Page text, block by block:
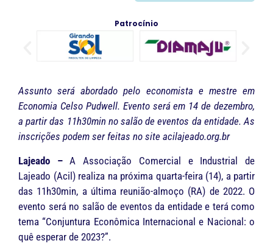
Patrocínio
Assunto será abordado pelo economista e mestre em
Economia Celso Pudwell. Evento será em 14 de dezembro,
a partir das 11h30min no salão de eventos da entidade. As
inscrições podem ser feitas no site acilajeado.org.br
Lajeado –A Associação Comercial e Industrial de
Lajeado (Acil) realiza na próxima quarta-feira (14), a partir
das 11h30min, a última reunião-almoço (RA) de 2022. O
evento será no salão de eventos da entidade e terá como
tema “Conjuntura Econômica Internacional e Nacional: o
quê esperar de 2023?”.